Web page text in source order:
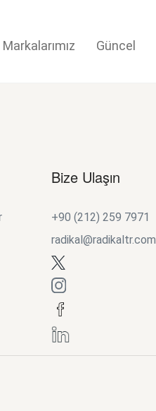
Markalarımız Güncel
Bize Ulaşın
+90 (212) 259 7971
radikal@radikaltr.com